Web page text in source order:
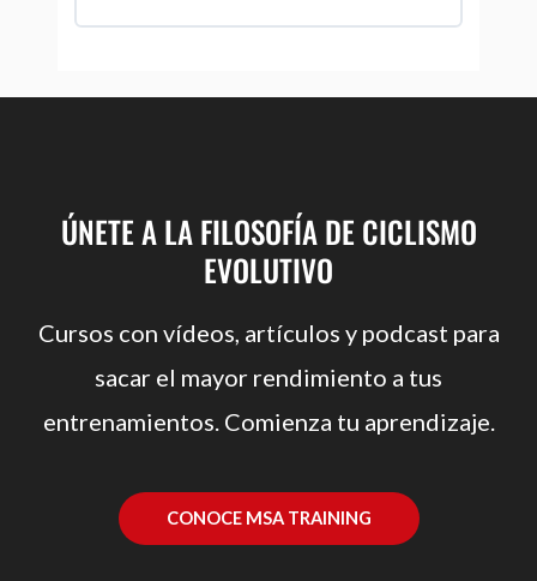
ÚNETE A LA FILOSOFÍA DE CICLISMO
EVOLUTIVO
Cursos con vídeos, artículos y podcast para
sacar el mayor rendimiento a tus
entrenamientos. Comienza tu aprendizaje.
CONOCE MSA TRAINING